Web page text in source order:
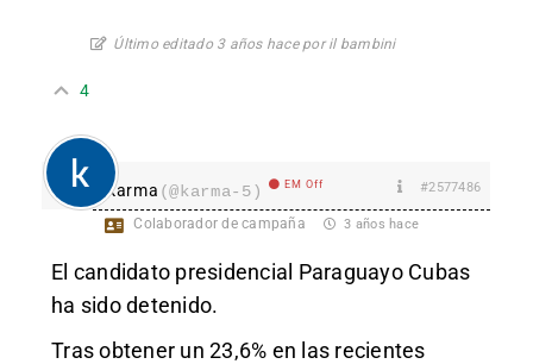
Último editado 3 años hace por il bambini
4
karma (@karma-5) EM Off #2577486
Colaborador de campaña 3 años hace
El candidato presidencial Paraguayo Cubas
ha sido detenido.
Tras obtener un 23,6% en las recientes